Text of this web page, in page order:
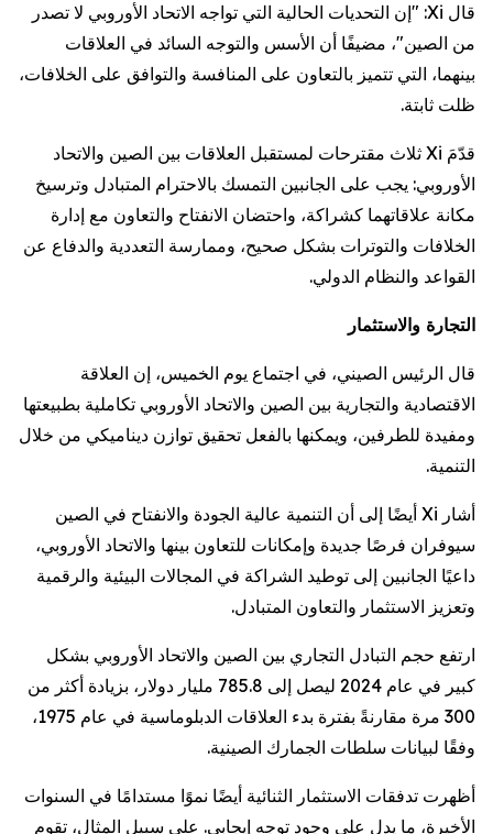
قال Xi: "إن التحديات الحالية التي تواجه الاتحاد الأوروبي لا تصدر
من الصين"، مضيفًا أن الأسس والتوجه السائد في العلاقات
بينهما، التي تتميز بالتعاون على المنافسة والتوافق على الخلافات،
ظلت ثابتة.
قدّمَ Xi ثلاث مقترحات لمستقبل العلاقات بين الصين والاتحاد
الأوروبي: يجب على الجانبين التمسك بالاحترام المتبادل وترسيخ
مكانة علاقاتهما كشراكة، واحتضان الانفتاح والتعاون مع إدارة
الخلافات والتوترات بشكل صحيح، وممارسة التعددية والدفاع عن
القواعد والنظام الدولي.
التجارة والاستثمار
قال الرئيس الصيني، في اجتماع يوم الخميس، إن العلاقة
الاقتصادية والتجارية بين الصين والاتحاد الأوروبي تكاملية بطبيعتها
ومفيدة للطرفين، ويمكنها بالفعل تحقيق توازن ديناميكي من خلال
التنمية.
أشار Xi أيضًا إلى أن التنمية عالية الجودة والانفتاح في الصين
سيوفران فرصًا جديدة وإمكانات للتعاون بينها والاتحاد الأوروبي،
داعيًا الجانبين إلى توطيد الشراكة في المجالات البيئية والرقمية
وتعزيز الاستثمار والتعاون المتبادل.
ارتفع حجم التبادل التجاري بين الصين والاتحاد الأوروبي بشكل
كبير في عام 2024 ليصل إلى 785.8 مليار دولار، بزيادة أكثر من
300 مرة مقارنةً بفترة بدء العلاقات الدبلوماسية في عام 1975،
وفقًا لبيانات سلطات الجمارك الصينية.
أظهرت تدفقات الاستثمار الثنائية أيضًا نموًا مستدامًا في السنوات
الأخيرة، ما يدل على وجود توجه إيجابي. على سبيل المثال، تقوم